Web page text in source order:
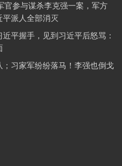
官参与谋杀李克强一案，军方
平派人全部消灭
平握手，见到习近平后怒骂：
习家军纷纷落马！李强也倒戈